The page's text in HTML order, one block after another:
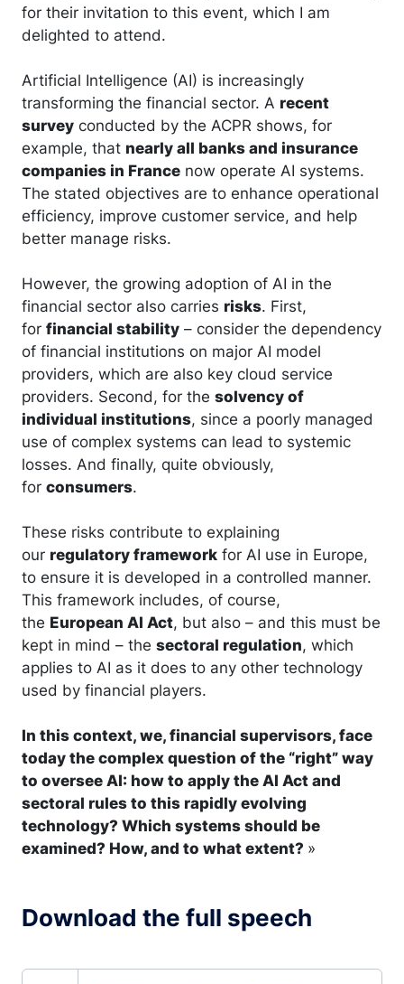
for their invitation to this event, which I am
delighted to attend.
Artificial Intelligence (AI) is increasingly
transforming the financial sector. A recent
survey conducted by the ACPR shows, for
example, that nearly all banks and insurance
companies in France now operate AI systems.
The stated objectives are to enhance operational
efficiency, improve customer service, and help
better manage risks.
However, the growing adoption of AI in the
financial sector also carries risks. First,
for financial stability – consider the dependency
of financial institutions on major AI model
providers, which are also key cloud service
providers. Second, for the solvency of
individual institutions, since a poorly managed
use of complex systems can lead to systemic
losses. And finally, quite obviously,
for consumers.
These risks contribute to explaining
our regulatory framework for AI use in Europe,
to ensure it is developed in a controlled manner.
This framework includes, of course,
the European AI Act, but also – and this must be
kept in mind – the sectoral regulation, which
applies to AI as it does to any other technology
used by financial players.
In this context, we, financial supervisors, face
today the complex question of the “right” way
to oversee AI: how to apply the AI Act and
sectoral rules to this rapidly evolving
technology? Which systems should be
examined? How, and to what extent? »
Download the full speech